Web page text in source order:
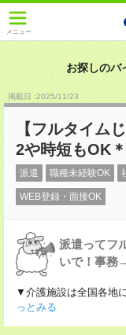
メニュー
お探しのバ
掲載日 :2025/11/23
【フルタイム
2や時短もOK
派遣 職種未経験OK
WEB登録・面接OK
派遣ってフ
いで！事務
▼介護施設は全国各地
っとみる